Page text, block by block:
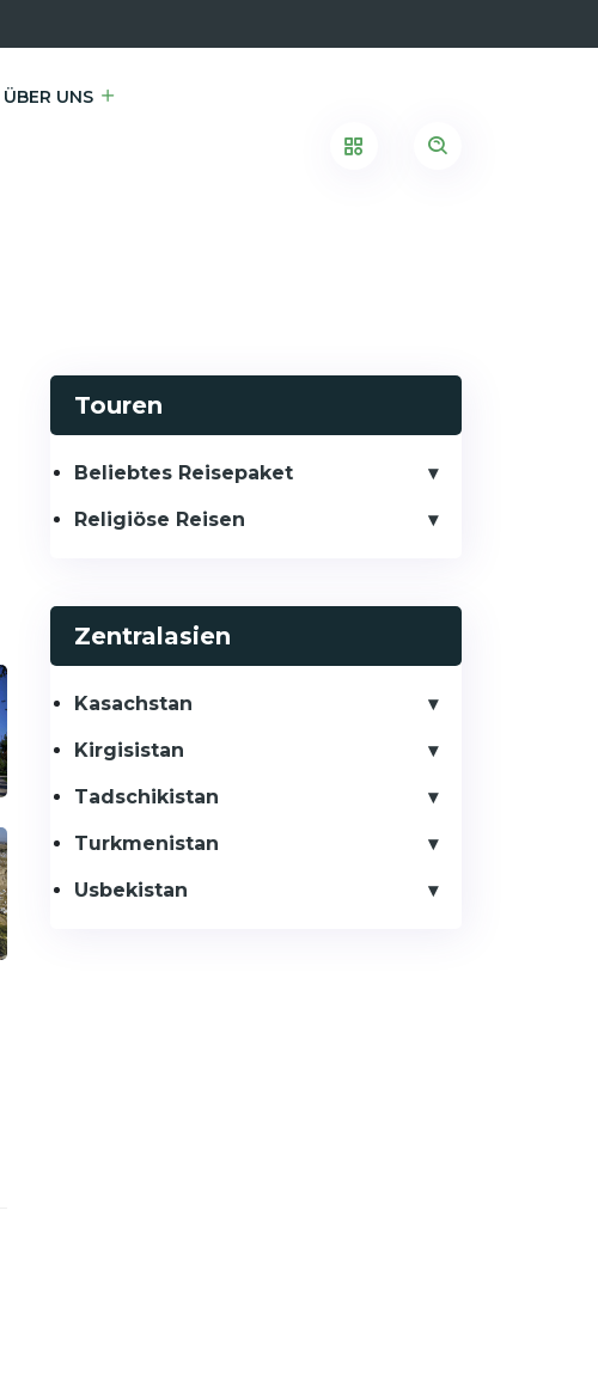
ÜBER UNS
Touren
Beliebtes Reisepaket
Religiöse Reisen
Zentralasien
Kasachstan
Kirgisistan
Tadschikistan
Turkmenistan
Usbekistan